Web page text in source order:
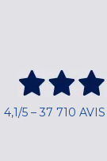
4,1/5 – 37 710